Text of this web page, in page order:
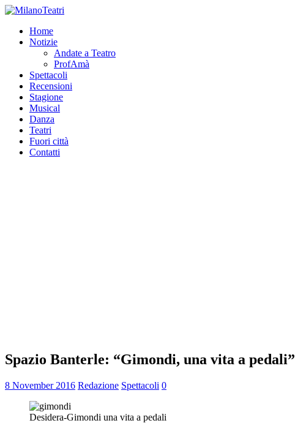
Home
Notizie
Andate a Teatro
ProfAmà
Spettacoli
Recensioni
Stagione
Musical
Danza
Teatri
Fuori città
Contatti
Spazio Banterle: “Gimondi, una vita a pedali”
8 November 2016 Redazione Spettacoli 0
Desidera-Gimondi una vita a pedali